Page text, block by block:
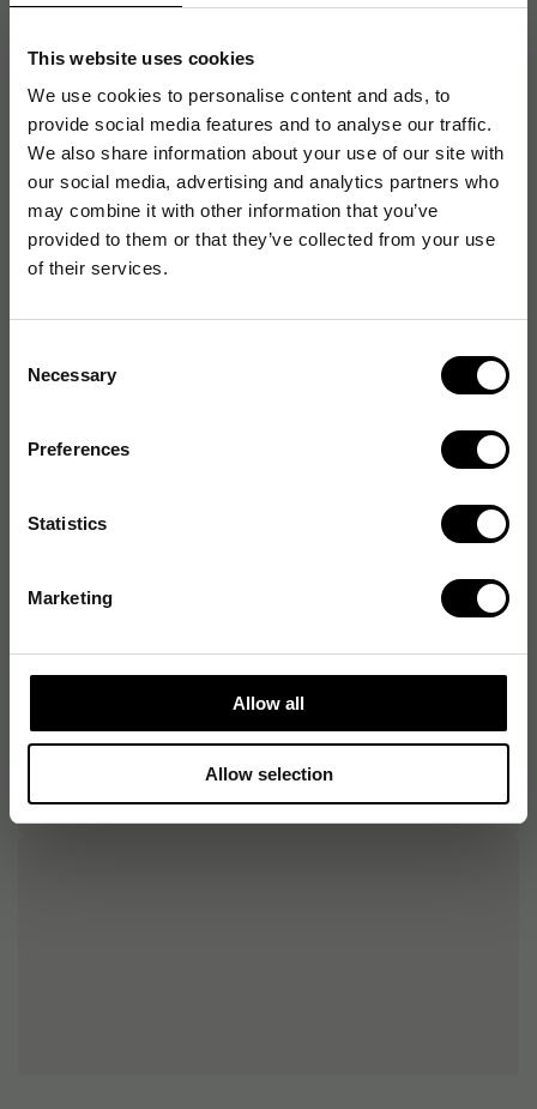
This website uses cookies
We use cookies to personalise content and ads, to
provide social media features and to analyse our traffic.
We also share information about your use of our site with
our social media, advertising and analytics partners who
may combine it with other information that you’ve
provided to them or that they’ve collected from your use
of their services.
Selection
Necessary
Preferences
Statistics
Marketing
Allow all
Allow selection
detta glas enkelt maskindisk i upp till 80°.
Återanvändbart glas
Maskindiskbar: enkel rengöring med möjlighet till
maskindisk i upp till 80°
Tålig Konstruktion: Tillverkat av semimjuk
Mått: (Ø 6,8cm · 9,8cm) för en extra touch av stil och
Livsmedelsgodkänd